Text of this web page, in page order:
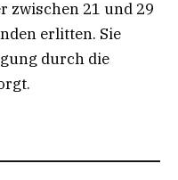
zwischen 21 und 29
erlitten. Sie
durch die